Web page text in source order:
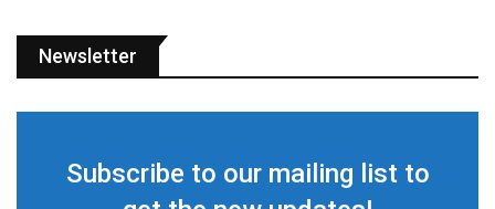
Newsletter
Subscribe to our mailing list to